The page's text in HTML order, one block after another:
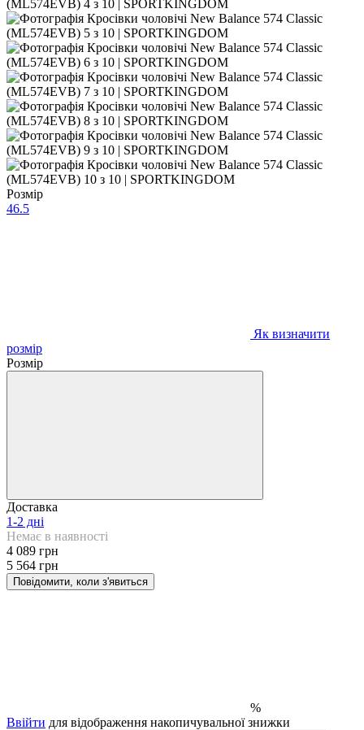
Розмір
46.5
Як визначити
розмір
Розмір
Доставка
1-2 дні
Немає в наявності
4 089 грн
5 564 грн
Повідомити, коли з'явиться
%
Ввійти для відображення накопичувальної знижки